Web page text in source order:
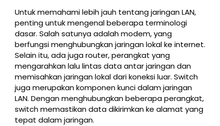
Untuk memahami lebih jauh tentang jaringan LAN,
penting untuk mengenal beberapa terminologi
dasar. Salah satunya adalah modem, yang
berfungsi menghubungkan jaringan lokal ke internet.
Selain itu, ada juga router, perangkat yang
mengarahkan lalu lintas data antar jaringan dan
memisahkan jaringan lokal dari koneksi luar. Switch
juga merupakan komponen kunci dalam jaringan
LAN. Dengan menghubungkan beberapa perangkat,
switch memastikan data dikirimkan ke alamat yang
tepat dalam jaringan.